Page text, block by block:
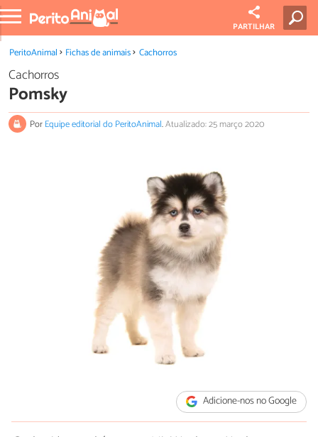
PARTILHAR
PeritoAnimal Fichas de animais Cachorros
Cachorros
Pomsky
PorEquipe editorial do PeritoAnimal.Atualizado: 25 março 2020
Adicione-nos no Google